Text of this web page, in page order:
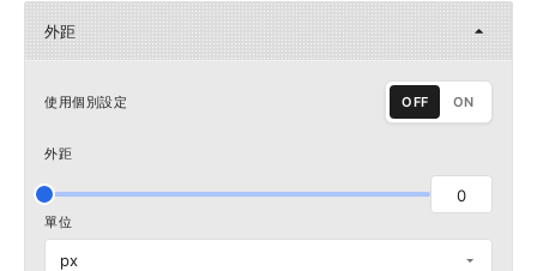
外距
使用個別設定 OFF ON
外距
0
單位
px